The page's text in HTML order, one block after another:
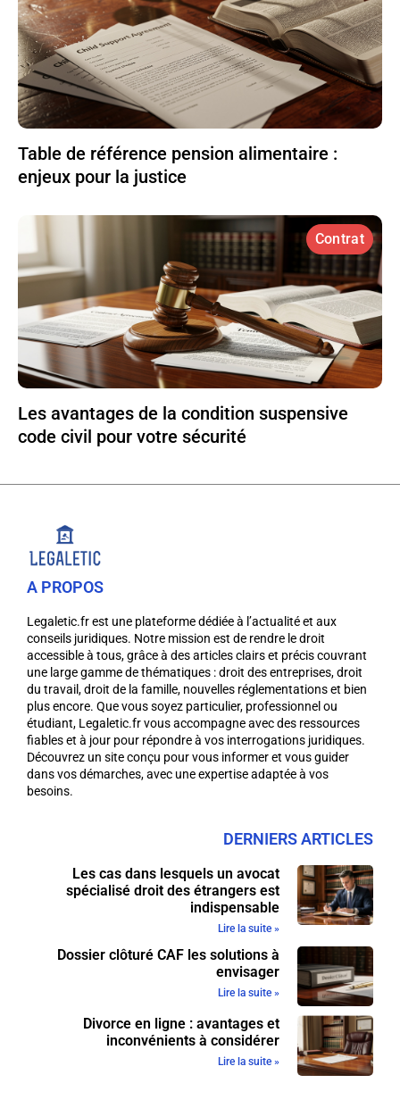
Table de référence pension alimentaire :
enjeux pour la justice
Contrat
Les avantages de la condition suspensive
code civil pour votre sécurité
A PROPOS
Legaletic.fr est une plateforme dédiée à l’actualité et aux
conseils juridiques. Notre mission est de rendre le droit
accessible à tous, grâce à des articles clairs et précis couvrant
une large gamme de thématiques : droit des entreprises, droit
du travail, droit de la famille, nouvelles réglementations et bien
plus encore. Que vous soyez particulier, professionnel ou
étudiant, Legaletic.fr vous accompagne avec des ressources
fiables et à jour pour répondre à vos interrogations juridiques.
Découvrez un site conçu pour vous informer et vous guider
dans vos démarches, avec une expertise adaptée à vos
besoins.
DERNIERS ARTICLES
Les cas dans lesquels un avocat
spécialisé droit des étrangers est
indispensable
Lire la suite »
Dossier clôturé CAF les solutions à
envisager
Lire la suite »
Divorce en ligne : avantages et
inconvénients à considérer
Lire la suite »